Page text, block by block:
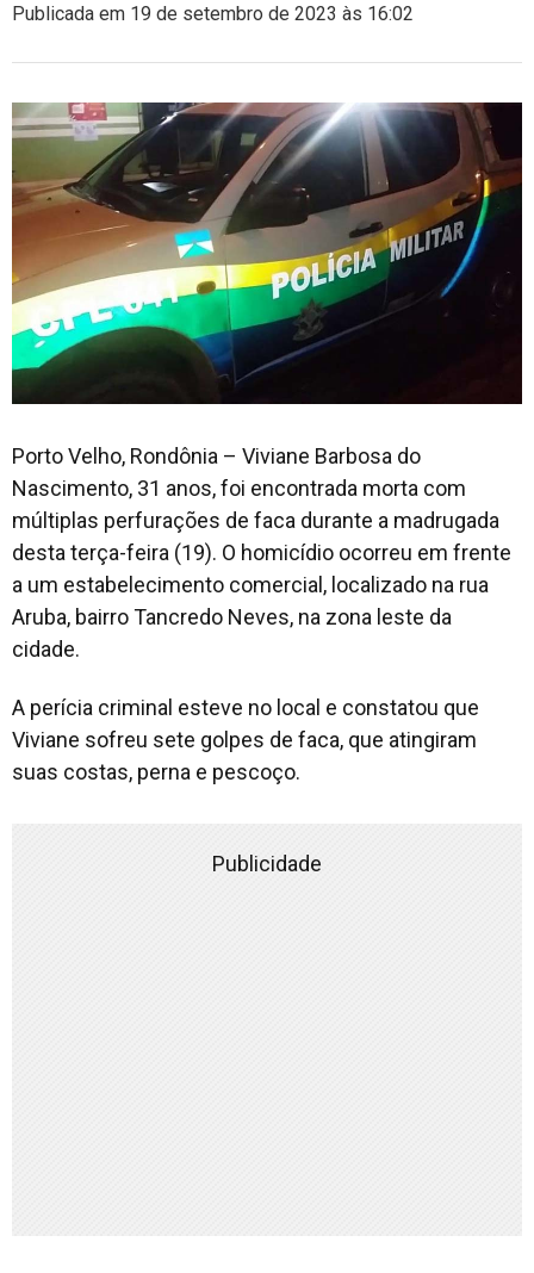
Publicada em 19 de setembro de 2023 às 16:02
Porto Velho, Rondônia – Viviane Barbosa do
Nascimento, 31 anos, foi encontrada morta com
múltiplas perfurações de faca durante a madrugada
desta terça-feira (19). O homicídio ocorreu em frente
a um estabelecimento comercial, localizado na rua
Aruba, bairro Tancredo Neves, na zona leste da
cidade.
A perícia criminal esteve no local e constatou que
Viviane sofreu sete golpes de faca, que atingiram
suas costas, perna e pescoço.
Publicidade